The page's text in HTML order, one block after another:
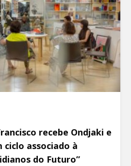
recebe Ondjaki e
ciclo associado à
do Futuro”